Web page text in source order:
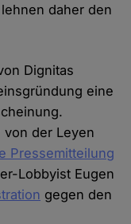
daher den
Dignitas
eine
von der Leyen
Pressemitteilung
Lobbyist Eugen
gegen den